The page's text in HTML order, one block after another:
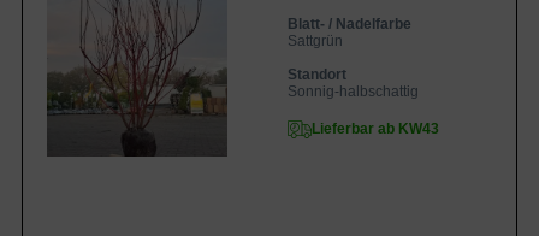
Blatt- / Nadelfarbe
Sattgrün
Standort
Sonnig-halbschattig
Lieferbar ab KW43